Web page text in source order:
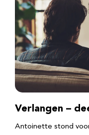
Verlangen –
Antoinette stond